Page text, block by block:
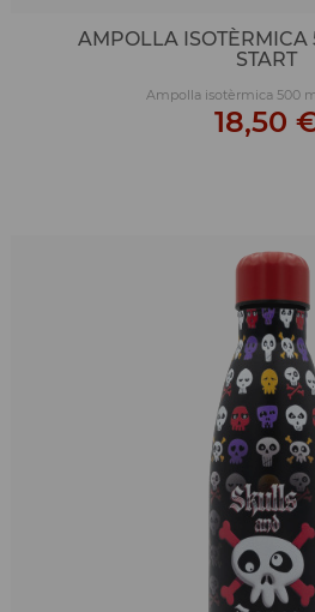
AMPOLLA ISOTÈRMICA
START
Ampolla isotèrmica 500
18,50